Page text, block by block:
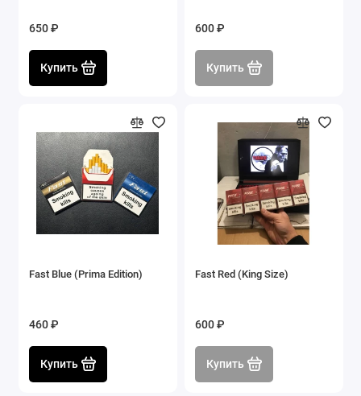
650 ₽
Купить
600 ₽
Купить
Fast Blue (Prima Edition)
460 ₽
Купить
Fast Red (King Size)
600 ₽
Купить